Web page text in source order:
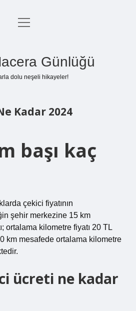
Anasayfa
menüyü
Günlüğü
dolu neşeli hikayeler!
Kadar 2024
başı kaç
çekici fiyatının
şehir merkezine 15 km
ortalama kilometre fiyatı 20 TL
km mesafede ortalama kilometre
ücreti ne kadar